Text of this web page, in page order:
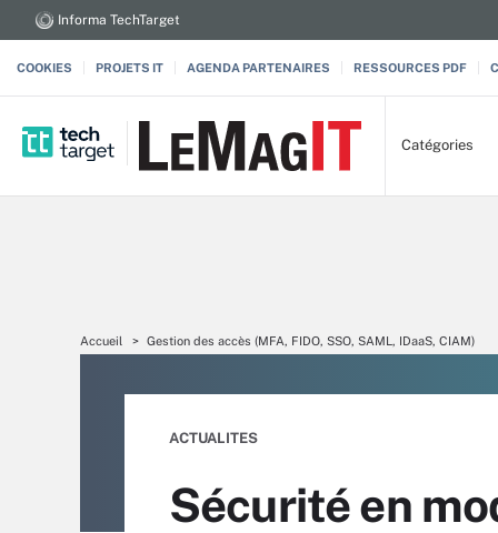
Informa TechTarget
COOKIES PROJETS IT AGENDA PARTENAIRES RESSOURCES PDF
Catégories
Accueil Gestion des accès (MFA, FIDO, SSO, SAML, IDaaS, CIAM)
ACTUALITES
Sécurité en